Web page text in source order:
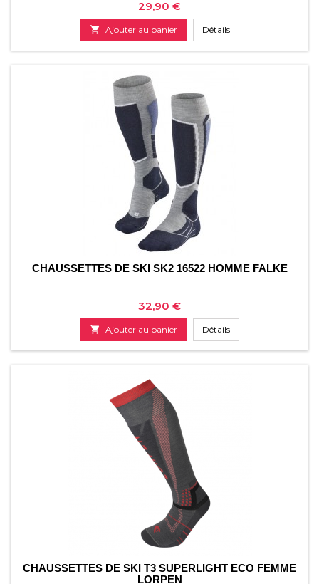
Prix
29,90 €
 Ajouter au panier Détails
CHAUSSETTES DE SKI SK2 16522 HOMME FALKE
Prix
32,90 €
 Ajouter au panier Détails
CHAUSSETTES DE SKI T3 SUPERLIGHT ECO FEMME
LORPEN